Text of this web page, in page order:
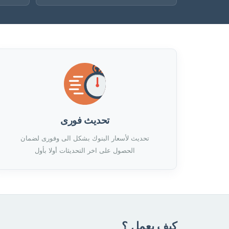
تحديث فورى
تحديث لأسعار البنوك بشكل الى وفورى لضمان
الحصول على اخر التحديثات أولا بأول
كيف يعمل ؟